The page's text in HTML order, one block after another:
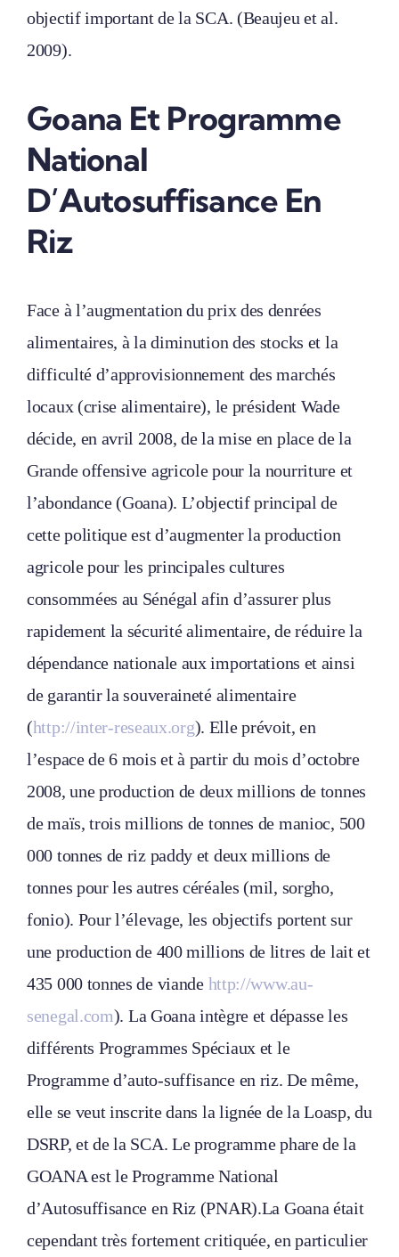
objectif important de la SCA. (Beaujeu et al.
2009).
Goana Et Programme
National
D’Autosuffisance En
Riz
Face à l’augmentation du prix des denrées
alimentaires, à la diminution des stocks et la
difficulté d’approvisionnement des marchés
locaux (crise alimentaire), le président Wade
décide, en avril 2008, de la mise en place de la
Grande offensive agricole pour la nourriture et
l’abondance (Goana). L’objectif principal de
cette politique est d’augmenter la production
agricole pour les principales cultures
consommées au Sénégal afin d’assurer plus
rapidement la sécurité alimentaire, de réduire la
dépendance nationale aux importations et ainsi
de garantir la souveraineté alimentaire
(http://inter-reseaux.org). Elle prévoit, en
l’espace de 6 mois et à partir du mois d’octobre
2008, une production de deux millions de tonnes
de maïs, trois millions de tonnes de manioc, 500
000 tonnes de riz paddy et deux millions de
tonnes pour les autres céréales (mil, sorgho,
fonio). Pour l’élevage, les objectifs portent sur
une production de 400 millions de litres de lait et
435 000 tonnes de viande http://www.au-
senegal.com). La Goana intègre et dépasse les
différents Programmes Spéciaux et le
Programme d’auto-suffisance en riz. De même,
elle se veut inscrite dans la lignée de la Loasp, du
DSRP, et de la SCA. Le programme phare de la
GOANA est le Programme National
d’Autosuffisance en Riz (PNAR).La Goana était
cependant très fortement critiquée, en particulier